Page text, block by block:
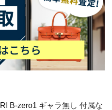
B-zero1 ギャラ無し 付属な